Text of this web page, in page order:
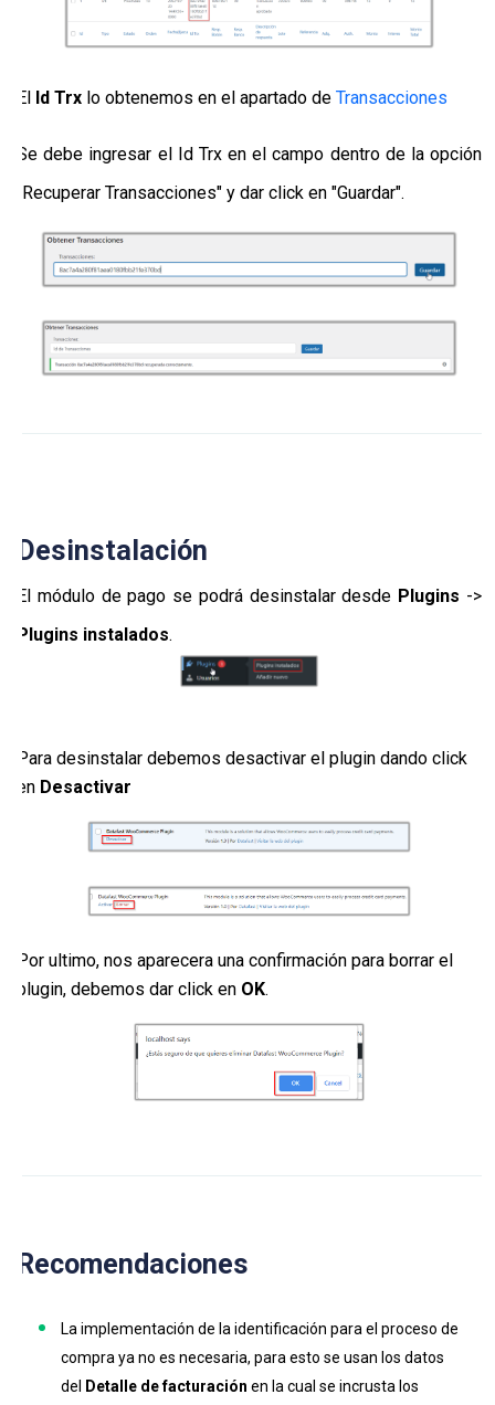
El Id Trx lo obtenemos en el apartado de Transacciones
Se debe ingresar el Id Trx en el campo dentro de la opción
"Recuperar Transacciones" y dar click en "Guardar".
Desinstalación
El módulo de pago se podrá desinstalar desde Plugins ->
Plugins instalados.
Para desinstalar debemos desactivar el plugin dando click
en Desactivar
Por ultimo, nos aparecera una confirmación para borrar el
plugin, debemos dar click en OK.
Recomendaciones
La implementación de la identificación para el proceso de
compra ya no es necesaria, para esto se usan los datos
del
Detalle de facturación en la cual se incrusta los